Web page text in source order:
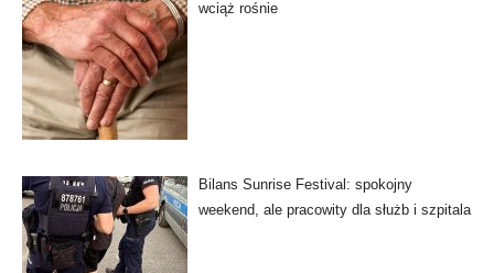
wciąż rośnie
Bilans Sunrise Festival: spokojny
weekend, ale pracowity dla służb i szpitala